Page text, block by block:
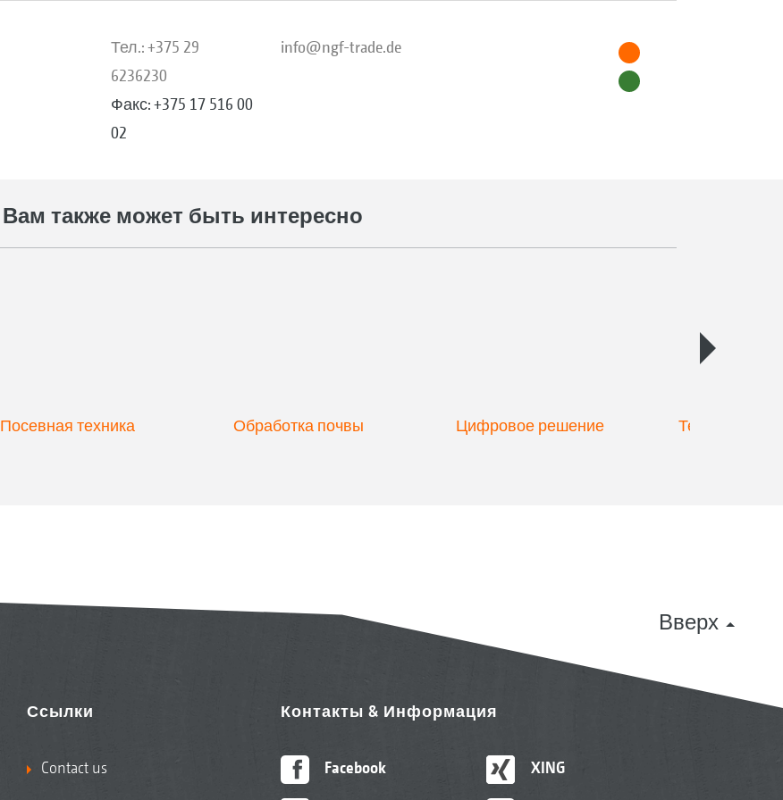
Тел.: +375 29
6236230
Факс: +375 17 516 00
02
info@ngf-trade.de
Вам также может быть интересно
Посевная техника Обработка почвы Цифровое решение
Техника для
Вверх
Ссылки
Contact us
Контакты & Информация
Facebook XING